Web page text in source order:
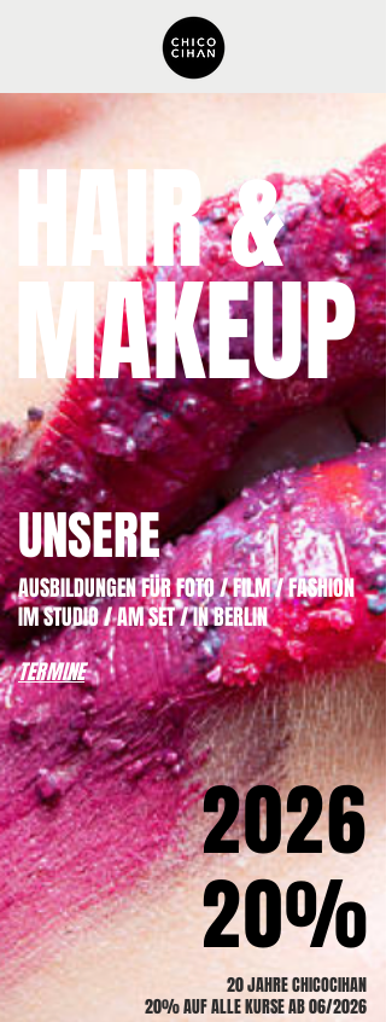
HAIR &
MAKEUP
UNSERE
TERMINE
2026
20%
2026
20%
20 JAHRE CHICOCIHAN
20% AUF ALLE KURSE AB 06/2026
AUSBILDUNGEN FÜR FOTO / FILM / FASHION
IM STUDIO / AM SET / IN BERLIN